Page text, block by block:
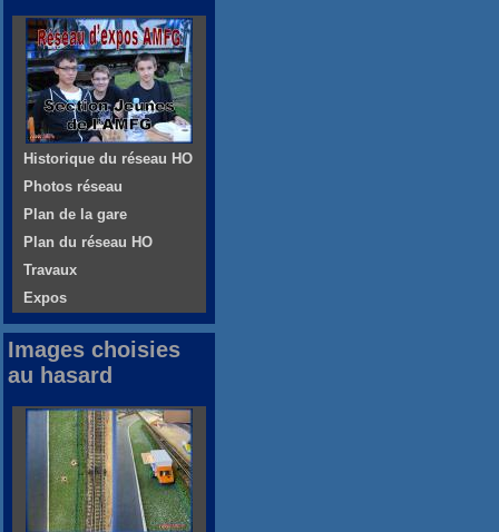
Historique du réseau HO
Photos réseau
Plan de la gare
Plan du réseau HO
Travaux
Expos
Images choisies
au hasard